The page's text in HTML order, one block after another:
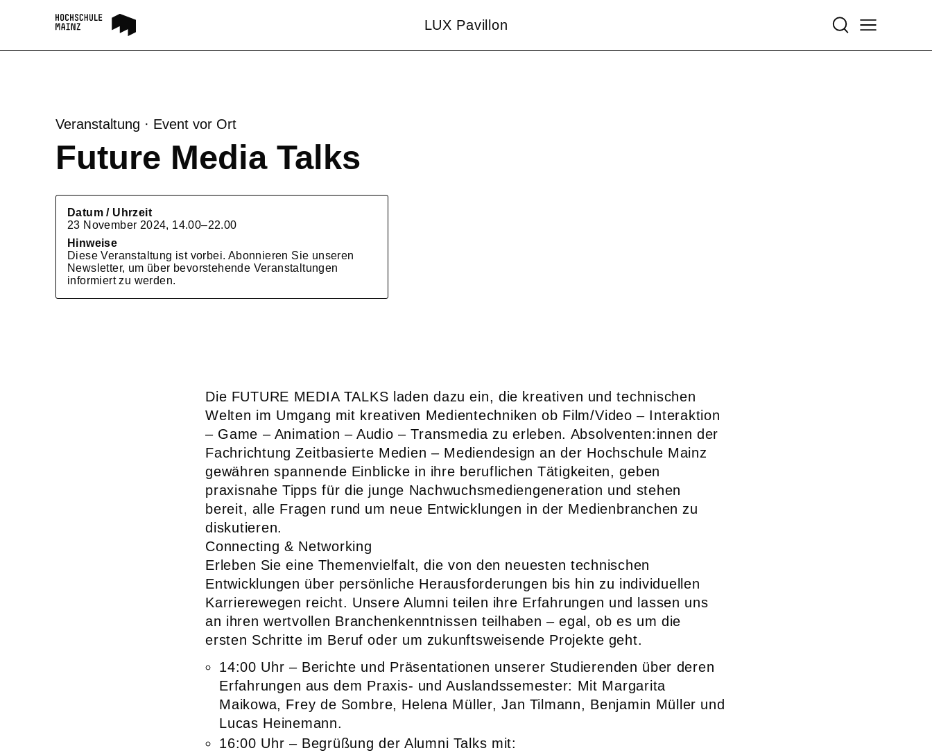
LUX Pavillon
Veranstaltung · Event vor Ort
Future Media Talks
Datum / Uhrzeit
23 November 2024, 14.00–22.00
Hinweise
Diese Veranstaltung ist vorbei. Abonnieren Sie unseren
Newsletter, um über bevorstehende Veranstaltungen
informiert zu werden.
Die FUTURE MEDIA TALKS laden dazu ein, die kreativen und technischen
Welten im Umgang mit kreativen Medientechniken ob Film/Video – Interaktion
– Game – Animation – Audio – Transmedia zu erleben. Absolventen:innen der
Fachrichtung Zeitbasierte Medien – Mediendesign an der Hochschule Mainz
gewähren spannende Einblicke in ihre beruflichen Tätigkeiten, geben
praxisnahe Tipps für die junge Nachwuchsmediengeneration und stehen
bereit, alle Fragen rund um neue Entwicklungen in der Medienbranchen zu
diskutieren.
Connecting & Networking
Erleben Sie eine Themenvielfalt, die von den neuesten technischen
Entwicklungen über persönliche Herausforderungen bis hin zu individuellen
Karrierewegen reicht. Unsere Alumni teilen ihre Erfahrungen und lassen uns
an ihren wertvollen Branchenkenntnissen teilhaben – egal, ob es um die
ersten Schritte im Beruf oder um zukunftsweisende Projekte geht.
14:00 Uhr – Berichte und Präsentationen unserer Studierenden über deren
Erfahrungen aus dem Praxis- und Auslandssemester: Mit Margarita
Maikowa, Frey de Sombre, Helena Müller, Jan Tilmann, Benjamin Müller und
Lucas Heinemann.
16:00 Uhr – Begrüßung der Alumni Talks mit: